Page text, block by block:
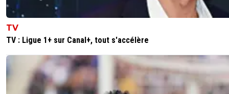
TV
TV : Ligue 1+ sur Canal+, tout s'accélère